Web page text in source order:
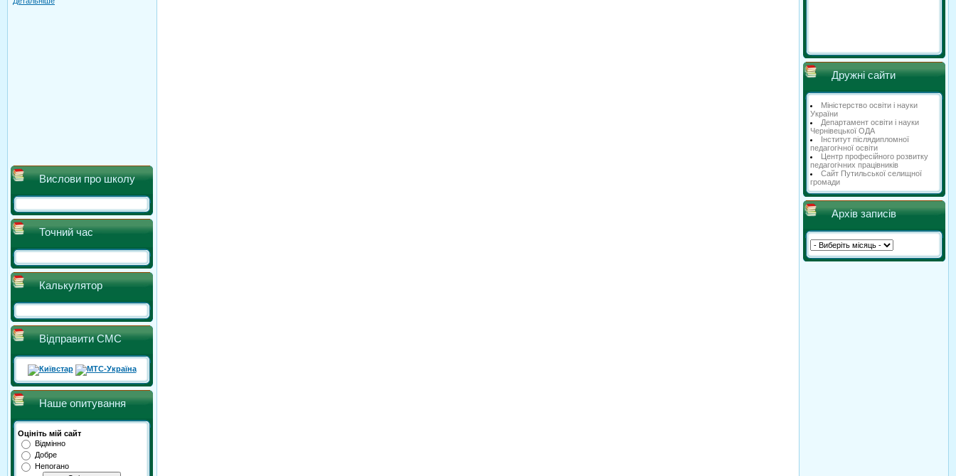
Вислови про школу
Точний час
Калькулятор
Відправити СМС
Наше опитування
Оцініть мій сайт
Відмінно
Добре
Непогано
Дружні сайти
Міністерство освіти і науки
України
Департамент освіти і науки
Чернівецької ОДА
Інститут післядипломної
педагогічної освіти
Центр професійного розвитку
педагогічних працівників
Сайт Путильської селищної
громади
Архів записів